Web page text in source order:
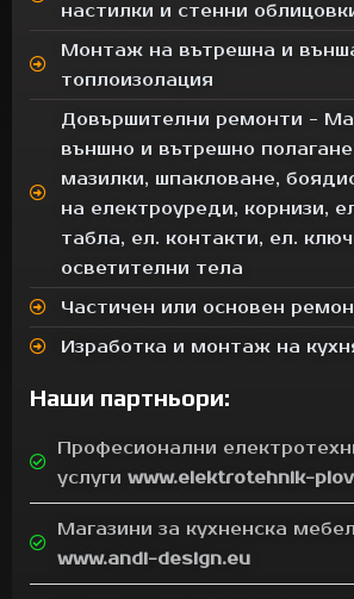
настилки и стенни
Монтаж на вътрешна и
топлоизолация
Довършителни ремонти -
външно и вътрешно
мазилки, шпакловане,
на електроуреди, корнизи,
табла, ел. контакти, ел.
осветителни тела
Частичен или основен
Изработка и монтаж на
Наши партньори:
Професионални
услуги www.elektrotehnik-
Магазини за кухненска
www.andi-design.eu